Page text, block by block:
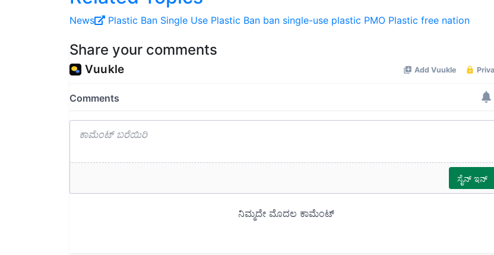
News Plastic Ban Single Use Plastic Ban